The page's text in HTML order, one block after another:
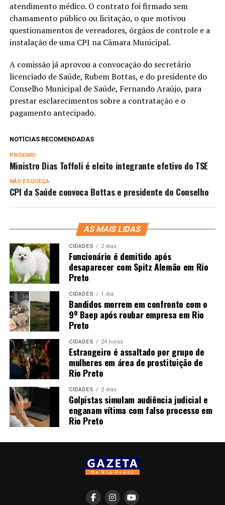
atendimento médico. O contrato foi firmado sem
chamamento público ou licitação, o que motivou
questionamentos de vereadores, órgãos de controle e a
instalação de uma CPI na Câmara Municipal.
A comissão já aprovou a convocação do secretário
licenciado de Saúde, Rubem Bottas, e do presidente do
Conselho Municipal de Saúde, Fernando Araújo, para
prestar esclarecimentos sobre a contratação e o
pagamento antecipado.
NOTÍCIAS RECOMENDADAS
PRÓXIMO
Ministro Dias Toffoli é eleito integrante efetivo do TSE
NÃO ESQUEÇA
CPI da Saúde convoca Bottas e presidente do Conselho
AS MAIS LIDAS
CIDADES 2 dias
Funcionário é demitido após
desaparecer com Spitz Alemão em Rio
Preto
CIDADES 1 dia
Bandidos morrem em confronto com o
9º Baep após roubar empresa em Rio
Preto
CIDADES 24 horas
Estrangeiro é assaltado por grupo de
mulheres em área de prostituição de
Rio Preto
CIDADES 2 dias
Golpistas simulam audiência judicial e
enganam vítima com falso processo em
Rio Preto